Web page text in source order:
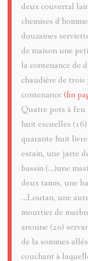
deux couvertal
chemises
douzaines
de maison une
la contenance de
chaudière de
contenance (fin
Quatre pots à feu
huit escuelles
quarante huit
estain, une jarre
bassin (...)une
deux tamis, une
...Loutan, une
mourtier de
anoune (20)
de la sommes
couchant à